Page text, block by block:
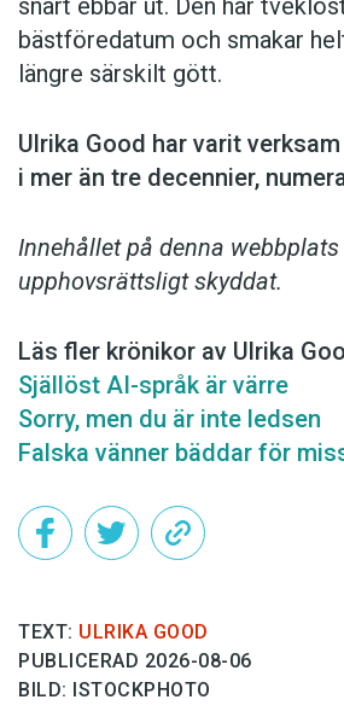
bästföredatum och smakar
längre särskilt gött.
Ulrika Good har varit
i mer än tre decennier,
Innehållet på denna
upphovsrättsligt skyddat.
Läs fler krönikor av Ulrika
Själlöst AI-språk är värre
Sorry, men du är inte ledsen
Falska vänner bäddar för
TEXT: ULRIKA GOOD
PUBLICERAD 2026-08-06
BILD: ISTOCKPHOTO